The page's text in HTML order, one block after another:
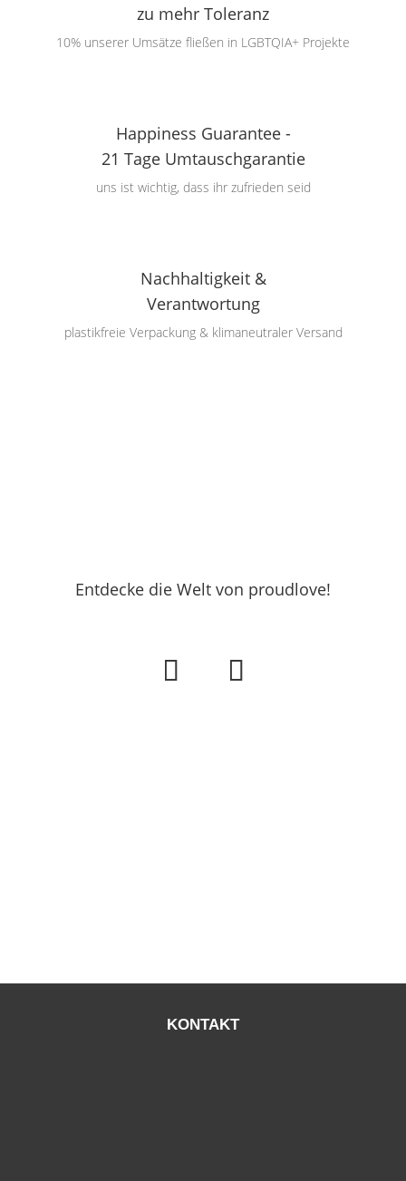
zu mehr Toleranz
10% unserer Umsätze fließen in LGBTQIA+ Projekte
Happiness Guarantee -
21 Tage Umtauschgarantie
uns ist wichtig, dass ihr zufrieden seid
Nachhaltigkeit &
Verantwortung
plastikfreie Verpackung & klimaneutraler Versand
Entdecke die Welt von proudlove!
KONTAKT